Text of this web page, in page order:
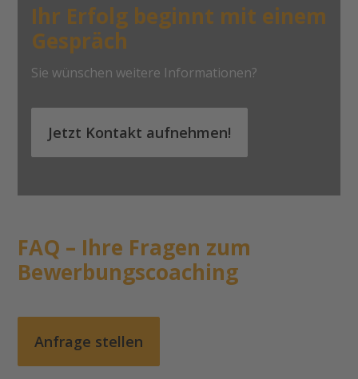
Ihr Erfolg beginnt mit einem
Gespräch
Sie wünschen weitere Informationen?
Jetzt Kontakt aufnehmen!
FAQ – Ihre Fragen zum
Bewerbungscoaching
Anfrage stellen